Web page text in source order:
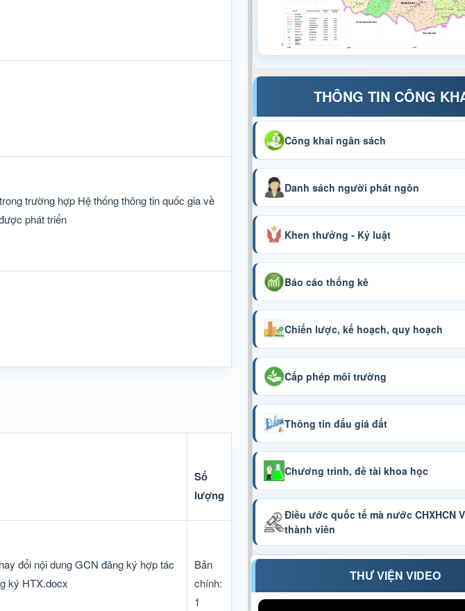
trường hợp Hệ thống thông tin quốc gia về
phát triển
Số
lượng
đổi nội dung GCN đăng ký hợp tác
ký HTX.docx
Bản
chính:
1
THÔNG TIN CÔNG
Công khai ngân sách
Danh sách người phát ngôn
Khen thưởng - Kỷ luật
Báo cáo thống kê
Chiến lược, kế hoạch, quy hoạch
Cấp phép môi trường
Thông tin đấu giá đất
Chương trình, đề tài khoa học
Điều ước quốc tế mà nước CHXHCN
thành viên
THƯ VIỆN VIDEO